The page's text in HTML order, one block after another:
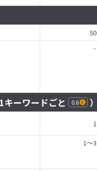
-
1キーワードごと 0.6
1
1～